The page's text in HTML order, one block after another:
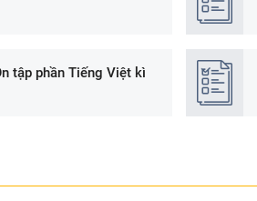
tập phần Tiếng Việt kì